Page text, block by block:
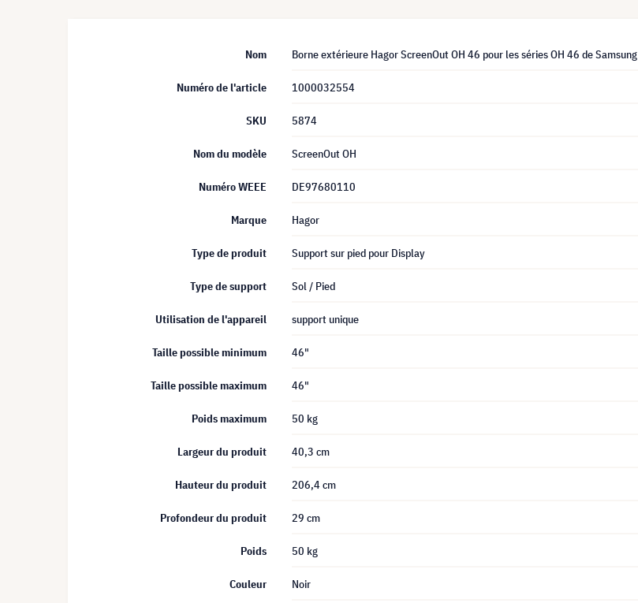
Nom Borne extérieure Hagor ScreenOut OH 46 pour les séries OH 46 de Samsung
Numéro de l'article 1000032554
SKU 5874
Nom du modèle ScreenOut OH
Numéro WEEE DE97680110
Marque Hagor
Type de produit Support sur pied pour Display
Type de support Sol / Pied
Utilisation de l'appareil support unique
Taille possible minimum 46"
Taille possible maximum 46"
Poids maximum 50 kg
Largeur du produit 40,3 cm
Hauteur du produit 206,4 cm
Profondeur du produit 29 cm
Poids 50 kg
Couleur Noir